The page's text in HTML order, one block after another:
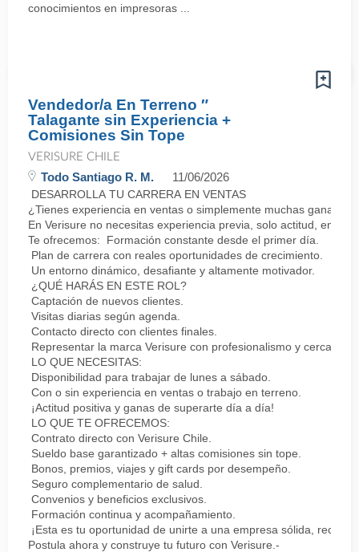
conocimientos en impresoras ...
Vendedor/a En Terreno ″
Talagante sin Experiencia +
Comisiones Sin Tope
VERISURE CHILE
Todo Santiago R. M. 11/06/2026
DESARROLLA TU CARRERA EN VENTAS
¿Tienes experiencia en ventas o simplemente muchas ganas
En Verisure no necesitas experiencia previa, solo actitud,
Te ofrecemos: Formación constante desde el primer día.
Plan de carrera con reales oportunidades de crecimiento.
Un entorno dinámico, desafiante y altamente motivador.
¿QUÉ HARÁS EN ESTE ROL?
Captación de nuevos clientes.
Visitas diarias según agenda.
Contacto directo con clientes finales.
Representar la marca Verisure con profesionalismo y cercanía.
LO QUE NECESITAS:
Disponibilidad para trabajar de lunes a sábado.
Con o sin experiencia en ventas o trabajo en terreno.
¡Actitud positiva y ganas de superarte día a día!
LO QUE TE OFRECEMOS:
Contrato directo con Verisure Chile.
Sueldo base garantizado + altas comisiones sin tope.
Bonos, premios, viajes y gift cards por desempeño.
Seguro complementario de salud.
Convenios y beneficios exclusivos.
Formación continua y acompañamiento.
¡Esta es tu oportunidad de unirte a una empresa sólida,
Postula ahora y construye tu futuro con Verisure.-